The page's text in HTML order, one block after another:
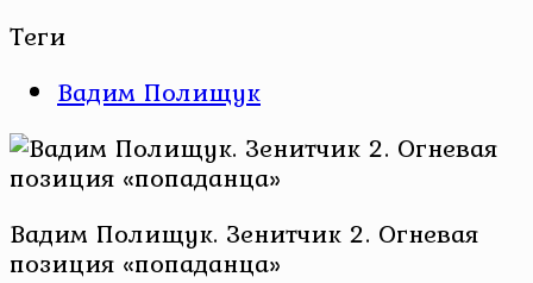
Теги
Вадим Полищук
Вадим Полищук. Зенитчик 2. Огневая
позиция «попаданца»